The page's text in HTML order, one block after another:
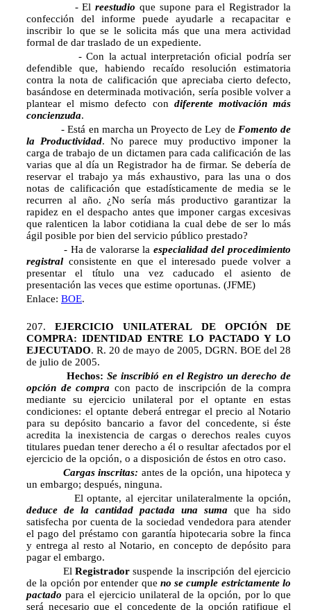
- Elreestudio que supone para el Registrador la
confección del informe puede ayudarle a recapacitar e
inscribir lo que se le solicita más que una mera actividad
formal de dar traslado de un expediente.
- Con la actual interpretación oficial podría ser
defendible que, habiendo recaído resolución estimatoria
contra la nota de calificación que apreciaba cierto defecto,
basándose en determinada motivación, sería posible volver a
plantear el mismo defecto con diferente motivación más
concienzuda.
- Está en marcha un Proyecto de Ley de Fomento de
la Productividad. No parece muy productivo imponer la
carga de trabajo de un dictamen para cada calificación de las
varias que al día un Registrador ha de firmar. Se debería de
reservar el trabajo ya más exhaustivo, para las una o dos
notas de calificación que estadísticamente de media se le
recurren al año. ¿No sería más productivo garantizar la
rapidez en el despacho antes que imponer cargas excesivas
que ralenticen la labor cotidiana la cual debe de ser lo más
ágil posible por bien del servicio público prestado?
- Ha de valorarse la especialidad del procedimiento
registral consistente en que el interesado puede volver a
presentar el título una vez caducado el asiento de
presentación las veces que estime oportunas. (JFME)
Enlace: BOE.
207.EJERCICIO UNILATERAL DE OPCIÓN DE
COMPRA: IDENTIDAD ENTRE LO PACTADO Y LO
EJECUTADO. R. 20 de mayo de 2005, DGRN. BOE del 28
de julio de 2005.
Hechos: Se inscribió en el Registro un derecho de
opción de compra con pacto de inscripción de la compra
mediante su ejercicio unilateral por el optante en estas
condiciones: el optante deberá entregar el precio al Notario
para su depósito bancario a favor del concedente, si éste
acredita la inexistencia de cargas o derechos reales cuyos
titulares puedan tener derecho a él o resultar afectados por el
ejercicio de la opción, o a disposición de éstos en otro caso.
Cargas inscritas: antes de la opción, una hipoteca y
un embargo; después, ninguna.
El optante, al ejercitar unilateralmente la opción,
deduce de la cantidad pactada una suma que ha sido
satisfecha por cuenta de la sociedad vendedora para atender
el pago del préstamo con garantía hipotecaria sobre la finca
y entrega al resto al Notario, en concepto de depósito para
pagar el embargo.
ElRegistradorsuspende la inscripción del ejercicio
de la opción por entender que  no se cumple estrictamente lo
pactado para el ejercicio unilateral de la opción, por lo que
será necesario que el concedente de la opción ratifique el